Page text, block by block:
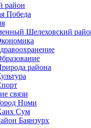
район
Победа
Шелеховский
района
связи
Номи
Сум
Баянзурх